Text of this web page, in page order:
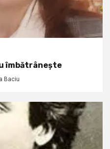
îmbătrânește
Baciu